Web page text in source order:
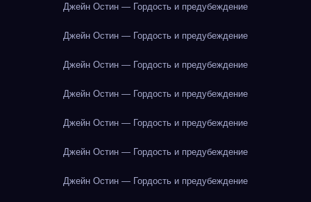
Джейн Остин — Гордость и предубеждение
Джейн Остин — Гордость и предубеждение
Джейн Остин — Гордость и предубеждение
Джейн Остин — Гордость и предубеждение
Джейн Остин — Гордость и предубеждение
Джейн Остин — Гордость и предубеждение
Джейн Остин — Гордость и предубеждение